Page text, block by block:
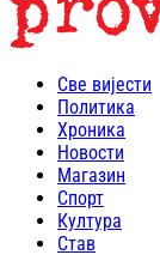
Све вијести
Политика
Хроника
Новости
Магазин
Спорт
Култура
Став